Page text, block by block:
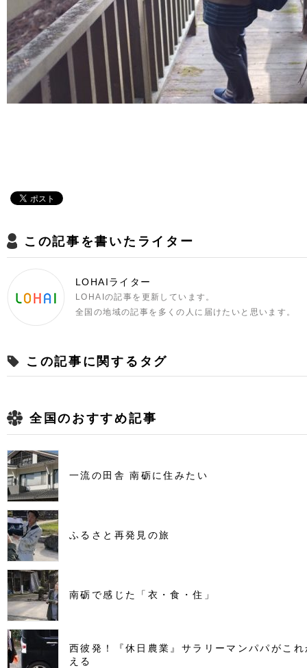
この記事を書いたライター
LOHAIライター
LOHAIの記事を更新しています。
全国の地域の記事を多くの人に届けたいと思います。
この記事に関するタグ
全国のおすすめ記事
一流の田舎 南砺に住みたい
ふるさと再発見の旅
南砺で感じた「衣・食・住」
西彼発！『休日農業』サラリーマンパパがこ
える